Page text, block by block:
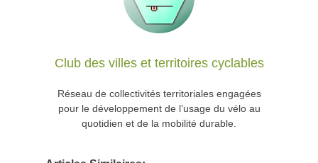
Club des villes et territoires cyclables
Réseau de collectivités territoriales engagées
pour le développement de l’usage du vélo au
quotidien et de la mobilité durable.